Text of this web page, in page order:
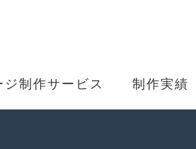
ジ制作サービス 制作実績